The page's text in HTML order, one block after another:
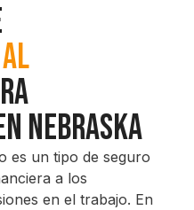
al
Nebraska
es un tipo de seguro
a los
en el trabajo. En